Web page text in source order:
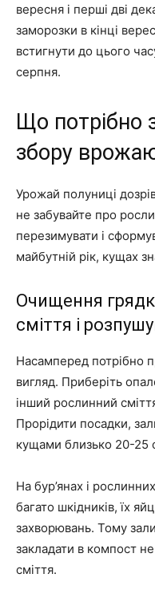
вересня і перші дві
заморозки в кінці
встигнути до цього
серпня.
Що потрібно
збору
Урожай полуниці
не забувайте про
перезимувати і
майбутній рік, кущах
Очищення
сміття і
Насамперед потрібно
вигляд. Приберіть
інший рослинний
Прорідити посадки,
кущами близько 20-25
На бур’янах і
багато шкідників, їх
захворювань. Тому
закладати в компост
сміття.